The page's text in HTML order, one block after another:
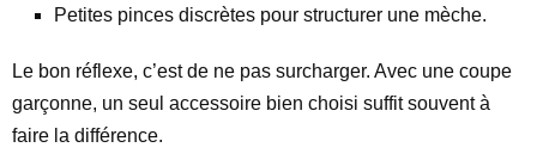
Petites pinces discrètes pour structurer une mèche.
Le bon réflexe, c’est de ne pas surcharger. Avec une coupe
garçonne, un seul accessoire bien choisi suffit souvent à
faire la différence.